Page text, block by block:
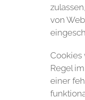
von
Cookies
Regel
einer